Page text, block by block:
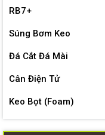
RB7+
Súng Bơm Keo
Đá Cắt Đá Mài
Cân Điện Tử
Keo Bọt (Foam)